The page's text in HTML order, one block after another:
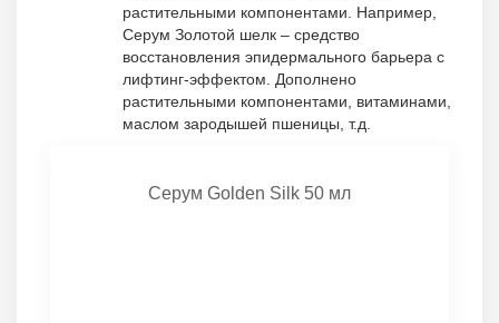
растительными компонентами. Например,
Серум Золотой шелк – средство
восстановления эпидермального барьера с
лифтинг-эффектом. Дополнено
растительными компонентами, витаминами,
маслом зародышей пшеницы, т.д.
Серум Golden Silk 50 мл